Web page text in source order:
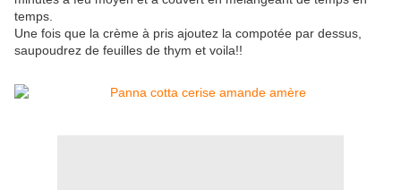
temps.
Une fois que la crème à pris ajoutez la compotée par dessus,
saupoudrez de feuilles de thym et voila!!